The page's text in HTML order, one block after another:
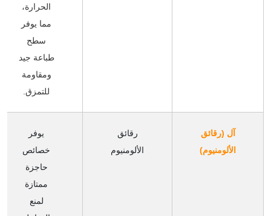
الحرارة،
مما يوفر
سطح
طباعة جيد
ومقاومة
للتمزق.
آل (رقائق
الألومنيوم)
رقائق
الألومنيوم
يوفر
خصائص
حاجزة
ممتازة
لمنع